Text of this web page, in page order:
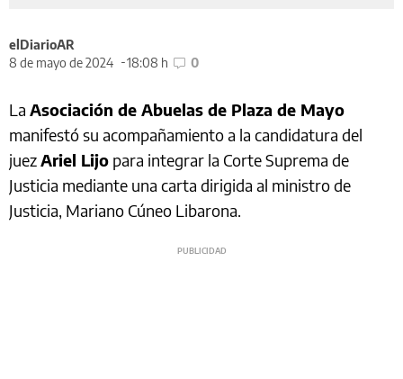
elDiarioAR
8 de mayo de 2024
18:08 h 0
La Asociación de Abuelas de Plaza de Mayo
manifestó su acompañamiento a la candidatura del
juezAriel Lijo para integrar la Corte Suprema de
Justicia mediante una carta dirigida al ministro de
Justicia, Mariano Cúneo Libarona.